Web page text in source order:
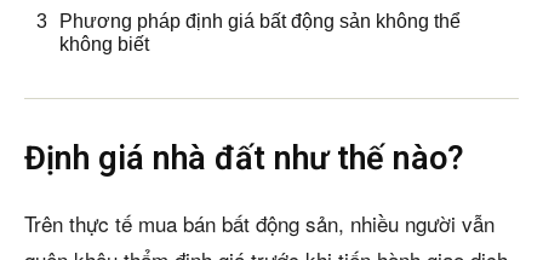
Phương pháp định giá bất động sản không thể
không biết
Định giá nhà đất như thế nào?
Trên thực tế mua bán bất động sản, nhiều người vẫn